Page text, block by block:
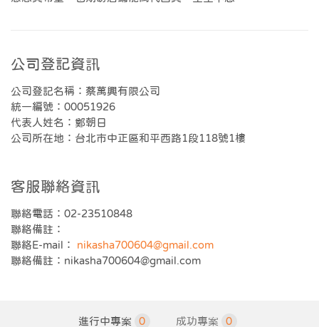
公司登記資訊
公司登記名稱：蔡萬興有限公司
統一編號：00051926
代表人姓名：鄭朝日
公司所在地：台北市中正區和平西路1段118號1樓
客服聯絡資訊
聯絡電話：02-23510848
聯絡備註：
聯絡E-mail： nikasha700604@gmail.com
聯絡備註： nikasha700604@gmail.com
進行中專案 0 成功專案 0